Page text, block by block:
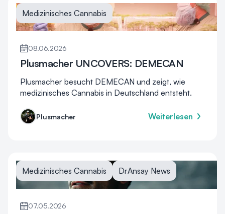
Medizinisches Cannabis
08.06.2026
Plusmacher UNCOVERS: DEMECAN
Plusmacher besucht DEMECAN und zeigt, wie
medizinisches Cannabis in Deutschland entsteht.
Plusmacher Weiterlesen
Medizinisches Cannabis DrAnsay News
07.05.2026